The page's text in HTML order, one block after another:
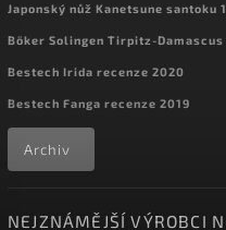
Japonský nůž Kanetsune
Böker Solingen Tirpitz-Damascus
Bestech Irida recenze 2020
Bestech Fanga recenze 2019
Archiv
NEJZNÁMĚJŠÍ VÝROBCI